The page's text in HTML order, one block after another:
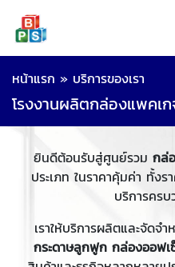
หน้าแรก » บริการของเรา
โรงงานผลิตกล่องแพคเ
ยินดีต้อนรับสู่ศูนย์รวม กล่
ประเภท ในราคาคุ้มค่า ทั้ง
บริการครบ
เราให้บริการผลิตและจัดจำ
กระดาษลูกฟูก กล่องออฟ